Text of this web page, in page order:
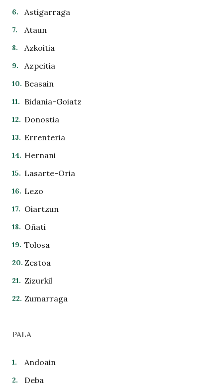
Astigarraga
Ataun
Azkoitia
Azpeitia
Beasain
Bidania-Goiatz
Donostia
Errenteria
Hernani
Lasarte-Oria
Lezo
Oiartzun
Oñati
Tolosa
Zestoa
Zizurkil
Zumarraga
PALA
Andoain
Deba